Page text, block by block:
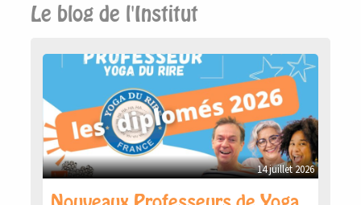
Le blog de l'Institut
14 juillet 2026